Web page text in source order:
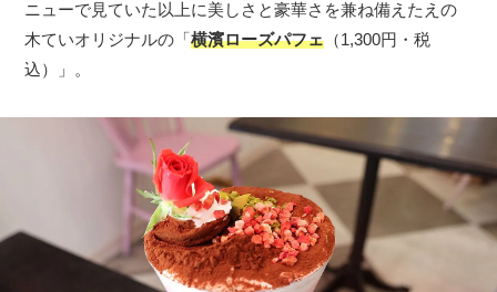
ニューで見ていた以上に美しさと豪華さを兼ね備えたえの
木ていオリジナルの「横濱ローズパフェ （1,300円・税
込）」。